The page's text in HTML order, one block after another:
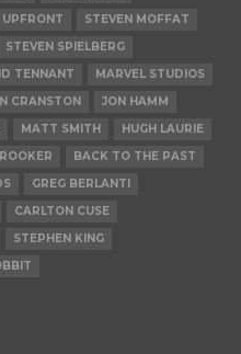
UPFRONT
STEVEN MOFFAT
STEVEN SPIELBERG
TENNANT
MARVEL STUDIOS
CRANSTON
JON HAMM
MATT SMITH
HUGH LAURIE
BACK TO THE PAST
GREG BERLANTI
CARLTON CUSE
STEPHEN KING